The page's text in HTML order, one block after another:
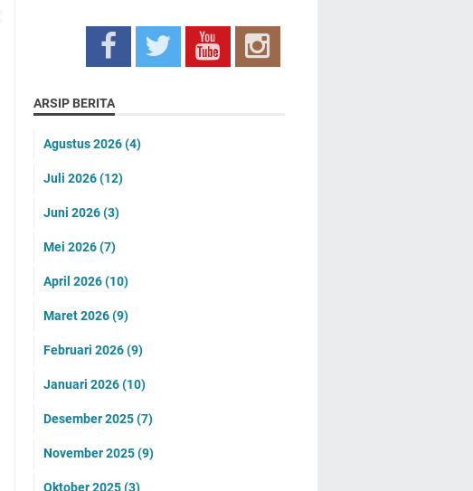
ARSIP BERITA
Agustus 2026(4)
Juli 2026(12)
Juni 2026(3)
Mei 2026(7)
April 2026(10)
Maret 2026(9)
Februari 2026(9)
Januari 2026(10)
Desember 2025(7)
November 2025(9)
Oktober 2025(3)